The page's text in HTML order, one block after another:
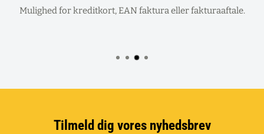
Mulighed for kreditkort, EAN faktura eller fakturaaftale.
Tilmeld dig vores nyhedsbrev